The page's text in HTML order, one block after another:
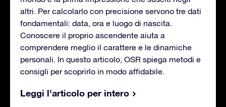
altri. Per calcolarlo con precisione servono tre dati
fondamentali: data, ora e luogo di nascita.
Conoscere il proprio ascendente aiuta a
comprendere meglio il carattere e le dinamiche
personali. In questo articolo, OSR spiega metodi e
consigli per scoprirlo in modo affidabile.
Leggi l'articolo per intero